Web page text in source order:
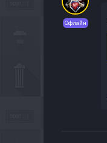
Офлайн